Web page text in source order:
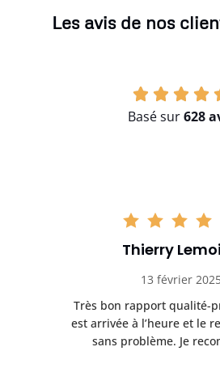
Les avis de nos
Basé sur628
Thierry
13 février
Très bon rapport qualité-
est arrivée à l’heure et le
sans problème. Je